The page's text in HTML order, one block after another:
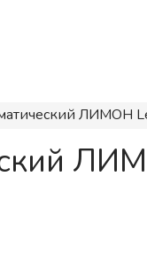
ЛИМОН